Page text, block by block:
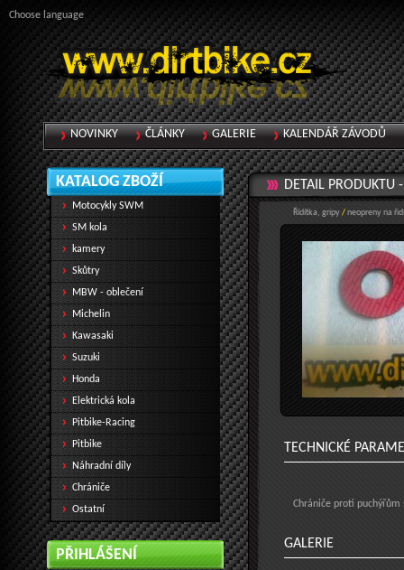
DETAIL PRODUKTU
Řídítka, gripy/neopreny na
TECHNICKÉ
Chrániče proti puchýřům
GALERIE
KATALOG ZBOŽÍ
Motocykly SWM
SM kola
kamery
Skůtry
MBW - oblečení
Michelin
Kawasaki
Suzuki
Honda
Elektrická kola
Pitbike-Racing
Pitbike
Náhradní díly
Chrániče
Ostatní
PŘIHLÁŠENÍ
NOVINKY ČLÁNKY GALERIE KALENDÁŘ ZÁVODŮ
Choose language